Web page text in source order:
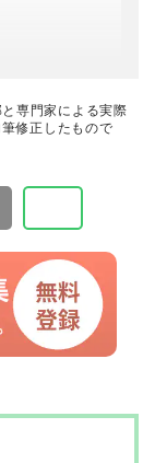
任研究員。年間3
製品など美容関連
る計測・評価を行
に従事し、ユニー
き人間。得意な
など。人気ショ
年に晋遊舎に入社
年『LDK』編集
マ決めや表紙作
の理念である「遊
本音の商品テス
アです。毎月28日
から収納インテリ
咲彩を中心に、11
専門家による実際
修正したもので